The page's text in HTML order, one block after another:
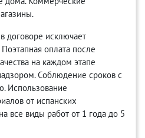
договоре исключает
оплата после
на каждом этапе
Соблюдение сроков с
Использование
от испанских
все виды работ от 1 года до 5